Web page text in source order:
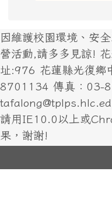
因維護校園環境、安
營活動,請多多見諒!
址:976 花蓮縣光復鄉
8701134 傳真：03-
請用IE10.0以上或
果，謝謝!